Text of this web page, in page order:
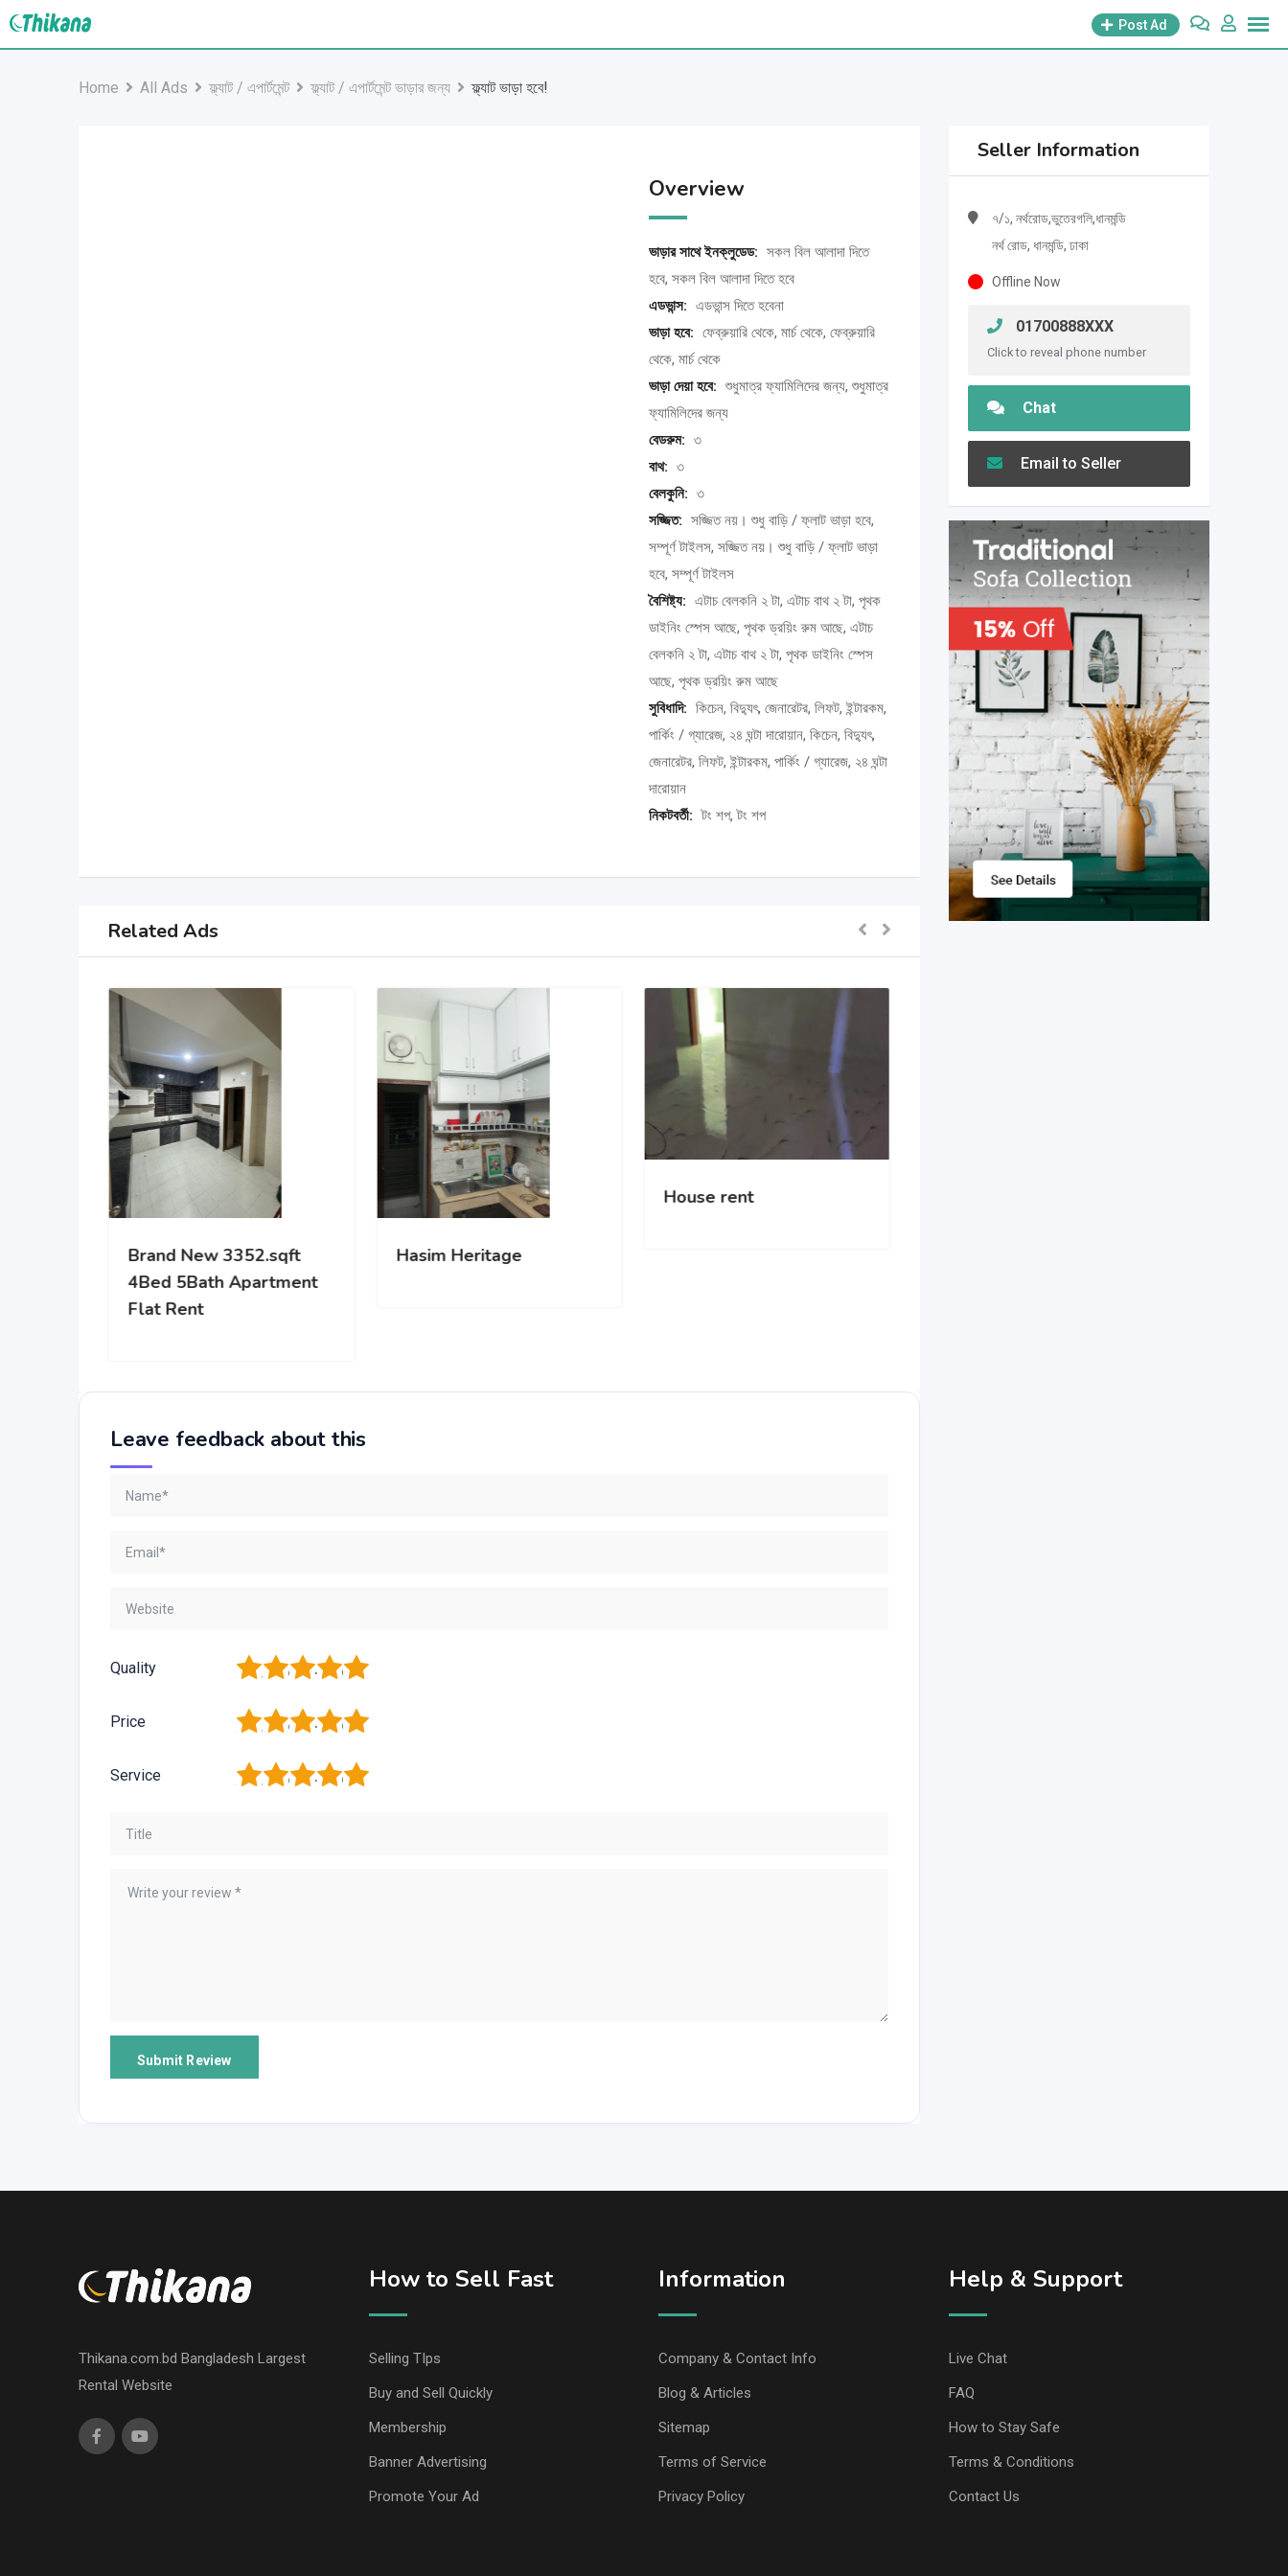
Skip
Post Ad
Home All Ads ফ্ল্যাট / এপার্টমেন্ট ফ্ল্যাট / এপার্টমেন্ট ভাড়ার জন্য ফ্ল্যাট ভাড়া হবে!
Overview
ভাড়ার সাথে ইনক্লুডেড: সকল বিল আলাদা দিতে
হবে, সকল বিল আলাদা দিতে হবে
এডভান্স: এডভান্স দিতে হবেনা
ভাড়া হবে: ফেব্রুয়ারি থেকে, মার্চ থেকে, ফেব্রুয়ারি
থেকে, মার্চ থেকে
ভাড়া দেয়া হবে: শুধুমাত্র ফ্যামিলিদের জন্য, শুধুমাত্র
ফ্যামিলিদের জন্য
বেডরুম: ৩
বাথ: ৩
বেলকুনি: ৩
সজ্জিত: সজ্জিত নয়। শুধু বাড়ি / ফ্লাট ভাড়া হবে,
সম্পূর্ণ টাইলস, সজ্জিত নয়। শুধু বাড়ি / ফ্লাট ভাড়া
হবে, সম্পূর্ণ টাইলস
বৈশিষ্ট্য: এটাচ বেলকনি ২ টা, এটাচ বাথ ২ টা, পৃথক
ডাইনিং স্পেস আছে, পৃথক ড্রয়িং রুম আছে, এটাচ
বেলকনি ২ টা, এটাচ বাথ ২ টা, পৃথক ডাইনিং স্পেস
আছে, পৃথক ড্রয়িং রুম আছে
সুবিধাদি: কিচেন, বিদ্যুৎ, জেনারেটর, লিফট, ইন্টারকম,
পার্কিং / গ্যারেজ, ২৪ ঘন্টা দারোয়ান, কিচেন, বিদ্যুৎ,
জেনারেটর, লিফট, ইন্টারকম, পার্কিং / গ্যারেজ, ২৪ ঘন্টা
দারোয়ান
নিকটবর্তী: টং শপ, টং শপ
Related Ads
Scion the Liberty
Brand New 3352.sqft
4Bed 5Bath Apartment
Leave feedback about this
Quality 5
4
3
2
Price 5
4
3
2
Service 5
4
3
2
Seller Information
৭/১, নর্থরোড,ভুতেরগলি,ধানমন্ডি
নর্থ রোড, ধানমন্ডি, ঢাকা
Offline Now
01700888XXX
Click to reveal phone number
Chat
Email to Seller
Thikana.com.bd Bangladesh Largest
Rental Website
How to Sell Fast
Selling TIps
Buy and Sell Quickly
Membership
Banner Advertising
Promote Your Ad
Information
Company & Contact Info
Blog & Articles
Sitemap
Terms of Service
Privacy Policy
Help & Support
Live Chat
FAQ
How to Stay Safe
Terms & Conditions
Contact Us